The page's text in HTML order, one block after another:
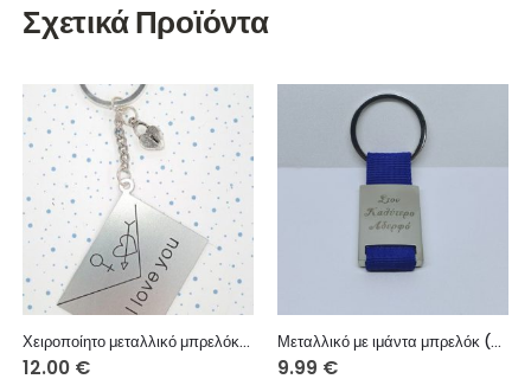
Σχετικά Προϊόντα
Χειροποίητο μεταλλικό μπρελόκ με μεταλλικό στοιχείο.
12.00 €
Μεταλλικό με ιμάντα μπρελόκ (χάραξη μία πλευρά – κείμενο επιλογής σας)
9.99 €